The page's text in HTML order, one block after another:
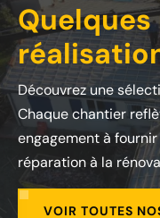
Découvrez une
Chaque chantier
engagement à
réparation à la
VOIR TOUTES